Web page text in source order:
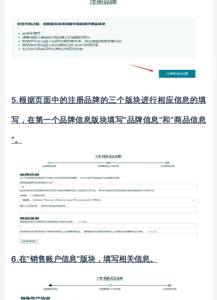
5.根据页面中的注册品牌的三个版块进行相应信息的填
写，在第一个品牌信息版块填写”品牌信息“和”商品信息
“。
6.在”销售账户信息“版块，填写相关信息。